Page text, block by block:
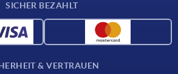
SICHER BEZAHLT
& VERTRAUEN